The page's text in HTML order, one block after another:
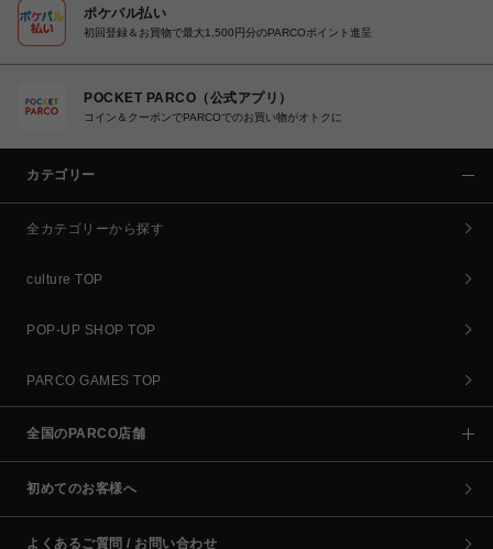
ポケパル払い
初回登録＆お買物で最大1,500円分のPARCOポイント進呈
POCKET PARCO（公式アプリ）
コイン＆クーポンでPARCOでのお買い物がオトクに
カテゴリー
全カテゴリーから探す
culture TOP
POP-UP SHOP TOP
PARCO GAMES TOP
全国のPARCO店舗
初めてのお客様へ
よくあるご質問 / お問い合わせ